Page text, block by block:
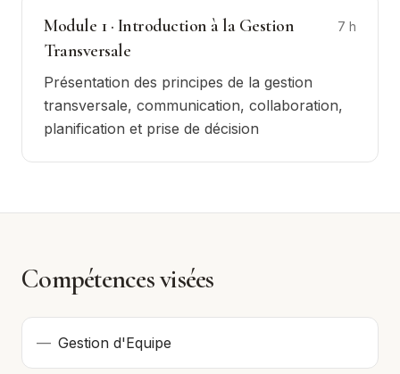
Module 1· Introduction à la Gestion
Transversale
7 h
Présentation des principes de la gestion
transversale, communication, collaboration,
planification et prise de décision
Compétences visées
— Gestion d'Equipe